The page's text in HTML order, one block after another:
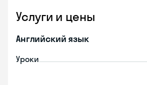
Услуги и цены
Английский язык
Уроки